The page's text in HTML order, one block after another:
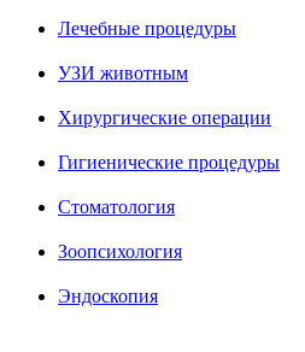
Лечебные процедуры
УЗИ животным
Хирургические операции
Гигиенические процедуры
Стоматология
Зоопсихология
Эндоскопия